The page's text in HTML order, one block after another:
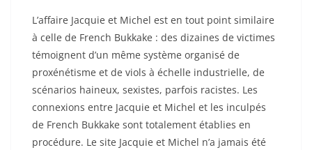
L’affaire Jacquie et Michel est en tout point similaire
à celle de French Bukkake : des dizaines de victimes
témoignent d’un même système organisé de
proxénétisme et de viols à échelle industrielle, de
scénarios haineux, sexistes, parfois racistes. Les
connexions entre Jacquie et Michel et les inculpés
de French Bukkake sont totalement établies en
procédure. Le site Jacquie et Michel n’a jamais été